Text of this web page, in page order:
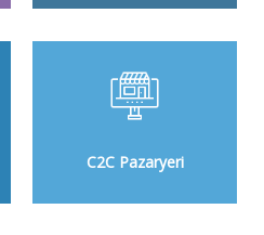
C2C Pazaryeri